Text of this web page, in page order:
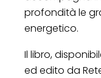
profondità le
energetico.
Il libro,
ed edito da